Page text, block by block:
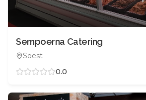
Sempoerna Catering
Soest
0.0